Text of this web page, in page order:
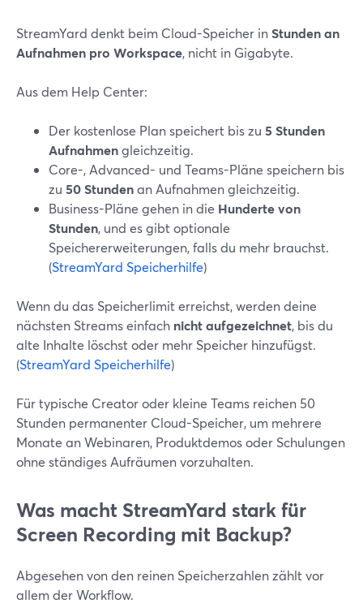
StreamYard denkt beim Cloud-Speicher inStunden an
Aufnahmen pro Workspace, nicht in Gigabyte.
Aus dem Help Center:
Der kostenlose Plan speichert bis zu 5 Stunden
Aufnahmengleichzeitig.
Core-, Advanced- und Teams-Pläne speichern bis
zu 50 Stundenan Aufnahmen gleichzeitig.
Business-Pläne gehen in die Hunderte von
Stunden, und es gibt optionale
Speichererweiterungen, falls du mehr brauchst.
(StreamYard Speicherhilfe)
Wenn du das Speicherlimit erreichst, werden deine
nächsten Streams einfach nicht aufgezeichnet, bis du
alte Inhalte löschst oder mehr Speicher hinzufügst.
(StreamYard Speicherhilfe)
Für typische Creator oder kleine Teams reichen 50
Stunden permanenter Cloud-Speicher, um mehrere
Monate an Webinaren, Produktdemos oder Schulungen
ohne ständiges Aufräumen vorzuhalten.
Was macht StreamYard stark für
Screen Recording mit Backup?
Abgesehen von den reinen Speicherzahlen zählt vor
allem der Workflow.